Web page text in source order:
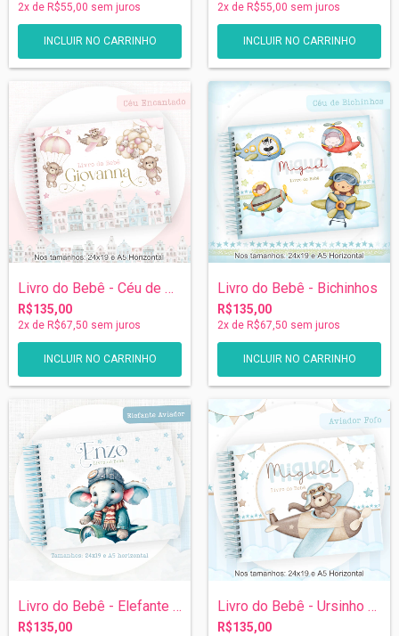
2x de R$55,00 sem juros
INCLUIR NO CARRINHO
2x de R$55,00 sem juros
INCLUIR NO CARRINHO
Livro do Bebê - Céu de Ursinhas
R$135,00
2x de R$67,50 sem juros
Livro do Bebê - Bichinhos
R$135,00
2x de R$67,50 sem juros
Livro do Bebê - Elefante Aviador
R$135,00
Livro do Bebê - Ursinho Aviador
R$135,00